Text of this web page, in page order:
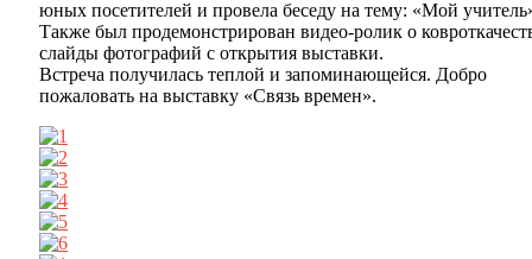
юных посетителей и провела беседу на тему: «Мой
Также был продемонстрирован видео-ролик о
слайды фотографий с открытия выставки.
Встреча получилась теплой и запоминающейся. Добро
пожаловать на выставку «Связь времен».